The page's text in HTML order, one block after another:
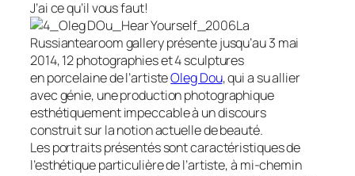
J’ai ce qu’il vous faut!
La
Russiantearoom gallery présente jusqu’au 3 mai
2014, 12 photographies et 4 sculptures
en porcelaine de l’artisteOleg Dou, qui a su allier
avec génie, une production photographique
esthétiquement impeccable à un discours
construit sur la notion actuelle de beauté.
Les portraits présentés sont caractéristiques de
l’esthétique particulière de l’artiste, à mi-chemin